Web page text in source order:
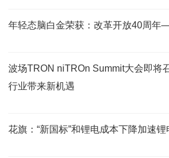
年轻态脑白金荣获：改革开放40周
波场TRON niTROn Summit大会即将
行业带来新机遇
花旗：“新国标”和锂电成本下降加速锂